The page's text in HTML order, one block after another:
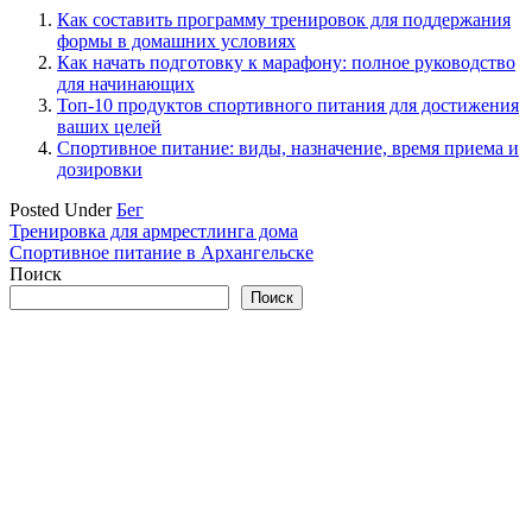
Как составить программу тренировок для поддержания
формы в домашних условиях
Как начать подготовку к марафону: полное руководство
для начинающих
Топ-10 продуктов спортивного питания для достижения
ваших целей
Спортивное питание: виды, назначение, время приема и
дозировки
Posted UnderБег
Навигация
по
Тренировка для армрестлинга дома
Спортивное питание в Архангельске
Поиск
Поиск